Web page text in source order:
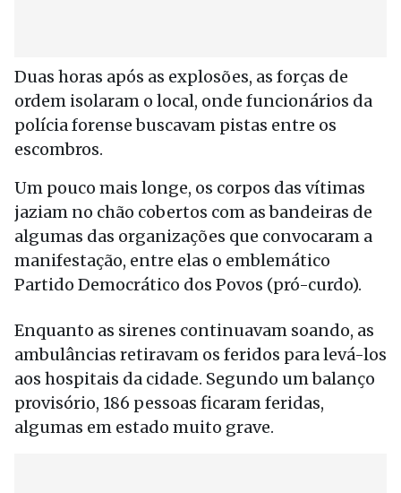
Duas horas após as explosões, as forças de
ordem isolaram o local, onde funcionários da
polícia forense buscavam pistas entre os
escombros.
Um pouco mais longe, os corpos das vítimas
jaziam no chão cobertos com as bandeiras de
algumas das organizações que convocaram a
manifestação, entre elas o emblemático
Partido Democrático dos Povos (pró-curdo).
Enquanto as sirenes continuavam soando, as
ambulâncias retiravam os feridos para levá-los
aos hospitais da cidade. Segundo um balanço
provisório, 186 pessoas ficaram feridas,
algumas em estado muito grave.